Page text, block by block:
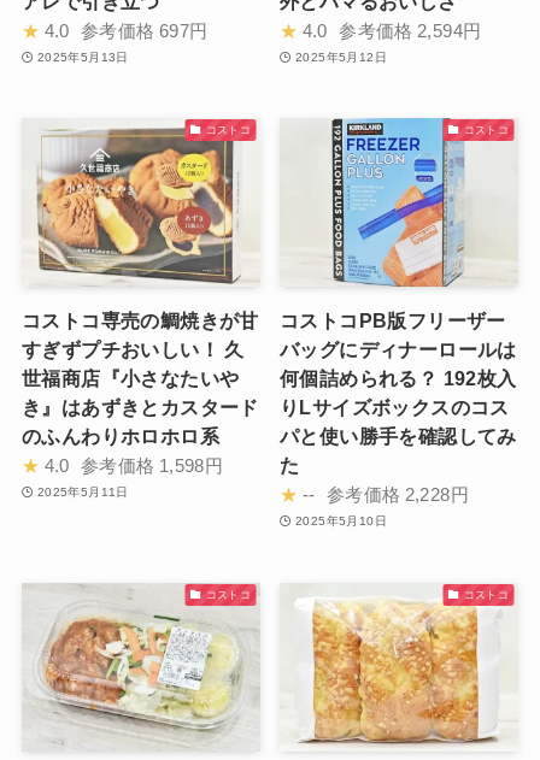
★ 4.0 参考価格 697円
2025年5月13日
★ 4.0 参考価格 2,594円
2025年5月12日
コストコ
コストコ専売の鯛焼きが甘
すぎずプチおいしい！ 久
世福商店『小さなたいや
き』はあずきとカスタード
のふんわりホロホロ系
★ 4.0 参考価格 1,598円
2025年5月11日
コストコ
コストコPB版フリーザー
バッグにディナーロールは
何個詰められる？ 192枚入
りLサイズボックスのコス
パと使い勝手を確認してみ
た
★ -- 参考価格 2,228円
2025年5月10日
コストコ コストコ